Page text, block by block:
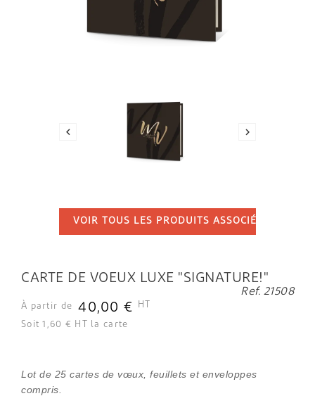
 
VOIR TOUS LES PRODUITS ASSOCIÉS
CARTE DE VOEUX LUXE "SIGNATURE!"
Ref. 21508
À partir de 40,00 € HT
Soit 1,60 € HT la carte
Lot de 25 cartes de vœux, feuillets et enveloppes
compris.